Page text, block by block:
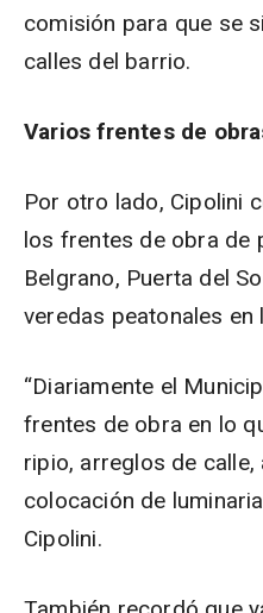
comisión para que se
calles del barrio.
Varios frentes de
Por otro lado, Cipolini
los frentes de obra de
Belgrano, Puerta del
veredas peatonales en
“Diariamente el
frentes de obra en lo
ripio, arreglos de
colocación de
Cipolini.